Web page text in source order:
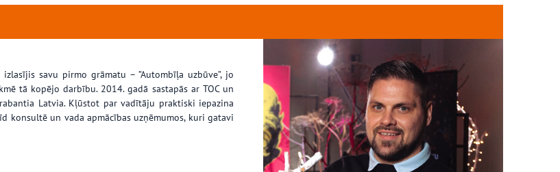
savu pirmo grāmatu – ”Autombīļa uzbūve”, jo
tā kopējo darbību. 2014. gadā sastapās ar TOC un
Latvia. Kļūstot par vadītāju praktiski iepazina
konsultē un vada apmācības uzņēmumos, kuri gatavi